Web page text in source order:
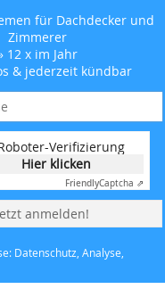
für Dachdecker und
Zimmerer
12 x im Jahr
& jederzeit kündbar
Verifizierung
Hier klicken
FriendlyCaptcha ⇗
anmelden!
Datenschutz, Analyse,